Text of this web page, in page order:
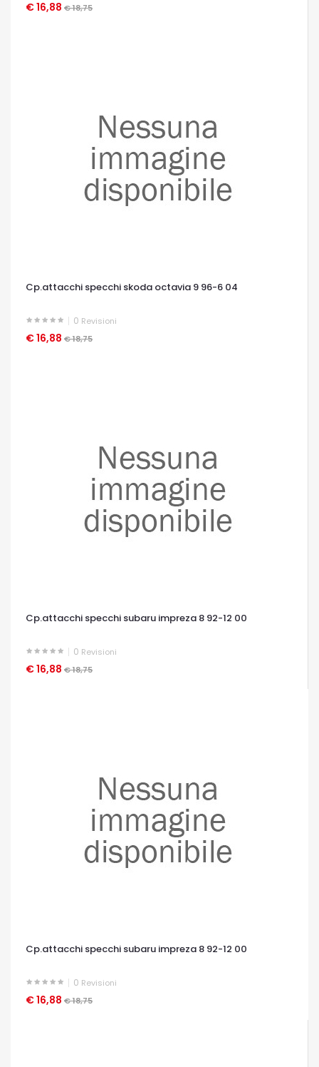
€ 16,88 € 18,75
OCCHIATA VELOCE
Cp.attacchi specchi skoda octavia 9 96-6 04
0 Revisioni
€ 16,88 € 18,75
OCCHIATA VELOCE
Cp.attacchi specchi subaru impreza 8 92-12 00
0 Revisioni
€ 16,88 € 18,75
OCCHIATA VELOCE
Cp.attacchi specchi subaru impreza 8 92-12 00
0 Revisioni
€ 16,88 € 18,75
OCCHIATA VELOCE